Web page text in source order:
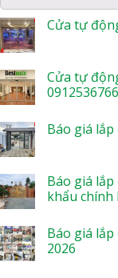
Cửa tự
Cửa tự
0912536766
Báo giá
Báo giá
khẩu chính
Báo giá
2026